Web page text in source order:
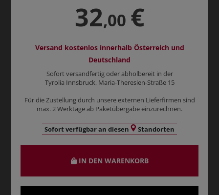
32,00 €
Versand kostenlos innerhalb Österreich und
Deutschland
Sofort versandfertig oder abholbereit in der
Tyrolia Innsbruck, Maria-Theresien-Straße 15
Für die Zustellung durch unsere externen Lieferfirmen sind
max. 2 Werktage ab Paketübergabe einzurechnen.
Sofort verfügbar an diesen Standorten
IN DEN WARENKORB